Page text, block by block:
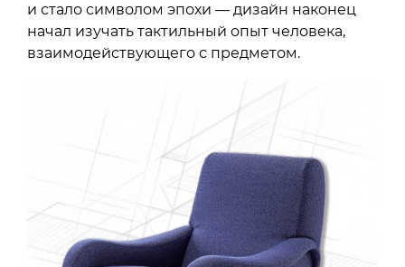
и стало символом эпохи — дизайн наконец
начал изучать тактильный опыт человека,
взаимодействующего с предметом.